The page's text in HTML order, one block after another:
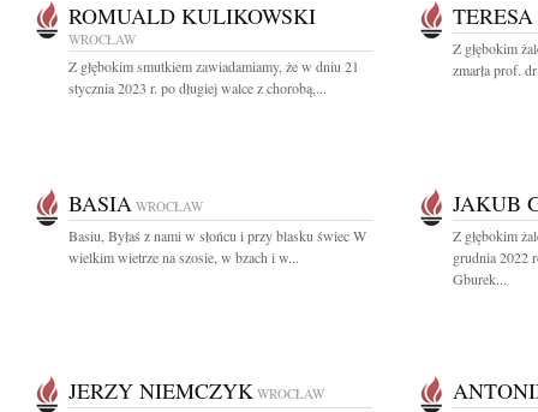
ROMUALD KULIKOWSKI
WROCŁAW
Z głębokim smutkiem zawiadamiamy, że w dniu 21
stycznia 2023 r. po długiej walce z chorobą,...
Z głębokim
zmarła prof.
BASIA WROCŁAW
Basiu, Byłaś z nami w słońcu i przy blasku świec W
wielkim wietrze na szosie, w bzach i w...
JAKUB
Z głębokim
grudnia 2022
Gburek...
JERZY NIEMCZYK WROCŁAW